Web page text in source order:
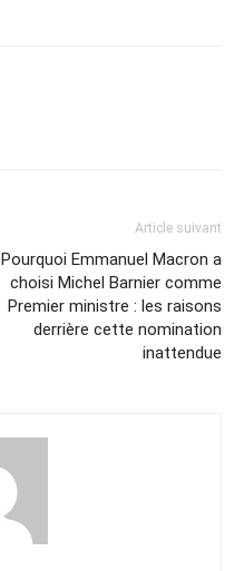
Article suivant
Pourquoi Emmanuel Macron a
choisi Michel Barnier comme
Premier ministre : les raisons
derrière cette nomination
inattendue